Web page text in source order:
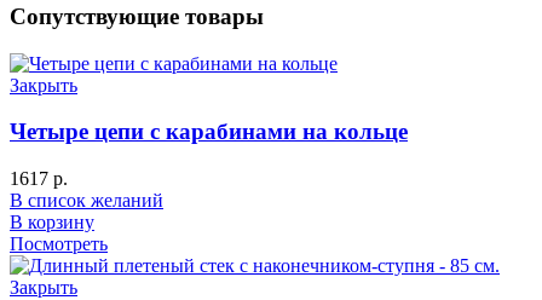
Сопутствующие товары
Закрыть
Четыре цепи с карабинами на кольце
1617 р.
В список желаний
В корзину
Посмотреть
Закрыть